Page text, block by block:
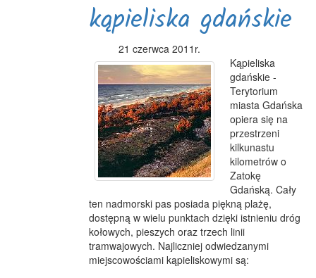
kąpieliska gdańskie
21 czerwca 2011r.
Kąpieliska
gdańskie -
Terytorium
miasta Gdańska
opiera się na
przestrzeni
kilkunastu
kilometrów o
Zatokę
Gdańską. Cały
ten nadmorski pas posiada piękną plażę,
dostępną w wielu punktach dzięki istnieniu dróg
kołowych, pieszych oraz trzech linii
tramwajowych. Najliczniej odwiedzanymi
miejscowościami kąpieliskowymi są: